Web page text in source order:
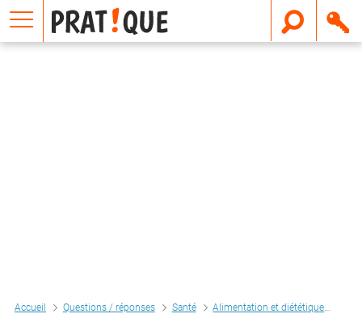
Accueil Questions / réponses Santé Alimentation et diététique
E
m
a